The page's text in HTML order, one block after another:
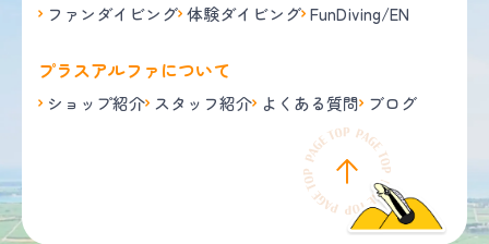
ファンダイビング 体験ダイビング FunDiving/EN
プラスアルファについて
ショップ紹介 スタッフ紹介 よくある質問 ブログ